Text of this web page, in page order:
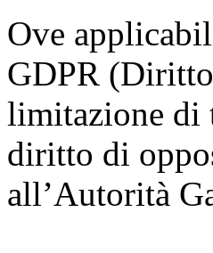
Ove
GDPR
limitazione di
diritto di
all’Autorità